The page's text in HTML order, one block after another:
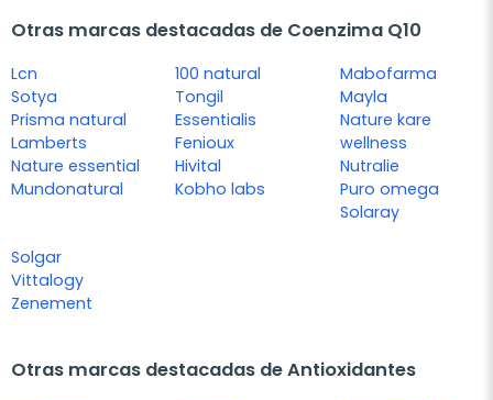
Otras marcas destacadas de Coenzima Q10
Lcn
Sotya
Prisma natural
Lamberts
Nature essential
Mundonatural
100 natural
Tongil
Essentialis
Fenioux
Hivital
Kobho labs
Mabofarma
Mayla
Nature kare
wellness
Nutralie
Puro omega
Solaray
Solgar
Vittalogy
Zenement
Otras marcas destacadas de Antioxidantes